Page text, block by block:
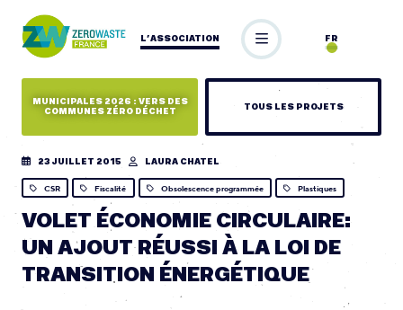
L’ASSOCIATION FR
MUNICIPALES 2026 : VERS DES
COMMUNES ZÉRO DÉCHET
TOUS LES PROJETS
23 JUILLET 2015 LAURA CHATEL
CSR Fiscalité Obsolescence programmée Plastiques
VOLET ÉCONOMIE CIRCULAIRE:
UN AJOUT RÉUSSI À LA LOI DE
TRANSITION ÉNERGÉTIQUE